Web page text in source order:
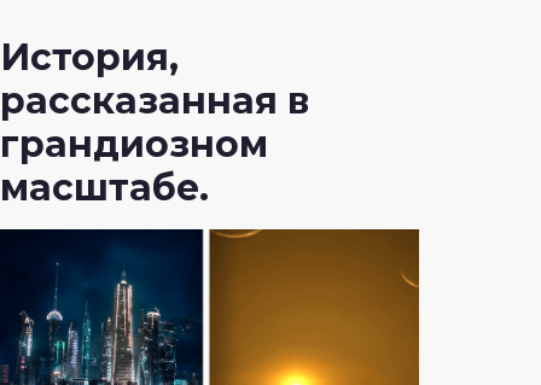
История,
рассказанная в
грандиозном
масштабе.